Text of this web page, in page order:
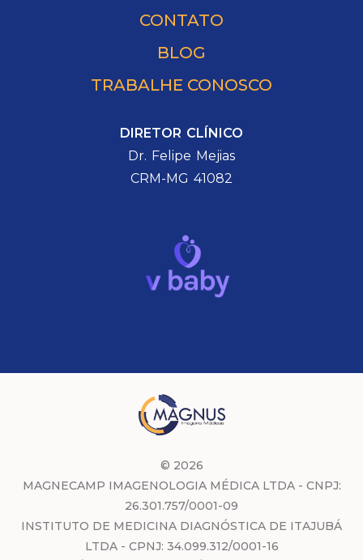
CONTATO
BLOG
TRABALHE CONOSCO
DIRETOR CLÍNICO
Dr. Felipe Mejias
CRM-MG 41082
© 2026
MAGNECAMP IMAGENOLOGIA MÉDICA LTDA - CNPJ:
26.301.757/0001-09
INSTITUTO DE MEDICINA DIAGNÓSTICA DE ITAJUBÁ
LTDA - CPNJ: 34.099.312/0001-16